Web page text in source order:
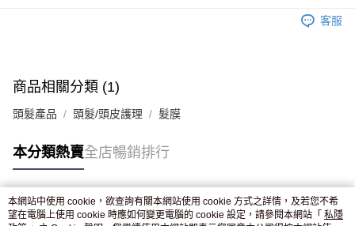
客服
商品相關分類 (1)
頭髮產品 頭髮/頭皮護理 髮膜
本分類熱賣全店暢銷排行
熱門標籤
本網站中使用 cookie，欲查詢有關本網站使用 cookie 方式之詳情，及若您不希
望在電腦上使用 cookie 時應如何變更電腦的 cookie 設定，請參閱本網站「 私隱